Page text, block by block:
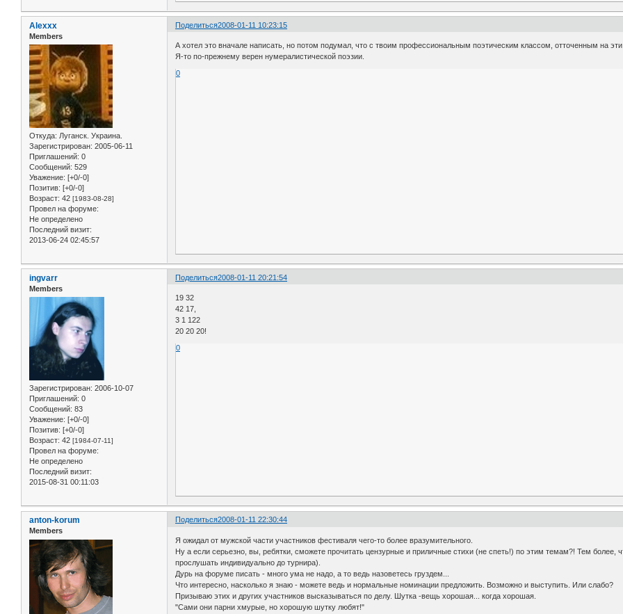
Поделиться2008-01-11 10:23:15
Alexxx
Members
Откуда: Луганск. Украина.
Зарегистрирован: 2005-06-11
Приглашений: 0
Сообщений: 529
Уважение: [+0/-0]
Позитив: [+0/-0]
Возраст: 42 [1983-08-28]
Провел на форуме:
Не определено
Последний визит:
2013-06-24 02:45:57
А хотел это вначале написать, но потом подумал, что с твоим профессиональным поэтическим классом, отточенным на
Я-то по-прежнему верен нумералистической поэзии.
0
Поделиться2008-01-11 20:21:54
ingvarr
Members
Зарегистрирован: 2006-10-07
Приглашений: 0
Сообщений: 83
Уважение: [+0/-0]
Позитив: [+0/-0]
Возраст: 42 [1984-07-11]
Провел на форуме:
Не определено
Последний визит:
2015-08-31 00:11:03
19 32
42 17,
3 1 122
20 20 20!
0
Поделиться2008-01-11 22:30:44
anton-korum
Members
Я ожидал от мужской части участников фестиваля чего-то более вразумительного.
Ну а если серьезно, вы, ребятки, сможете прочитать цензурные и приличные стихи (не спеть!) по этим темам?! Тем более,
прослушать индивидуально до турнира).
Дурь на форуме писать - много ума не надо, а то ведь назоветесь груздем...
Что интересно, насколько я знаю - можете ведь и нормальные номинации предложить. Возможно и выступить. Или слабо?
Призываю этих и других участников высказываться по делу. Шутка -вещь хорошая... когда хорошая.
"Сами они парни хмурые, но хорошую шутку любят!"